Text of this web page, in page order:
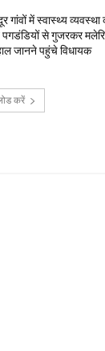
गांवों में स्वास्थ्य व्यवस्था
से गुजरकर
जानने पहुंचे विधायक
करें